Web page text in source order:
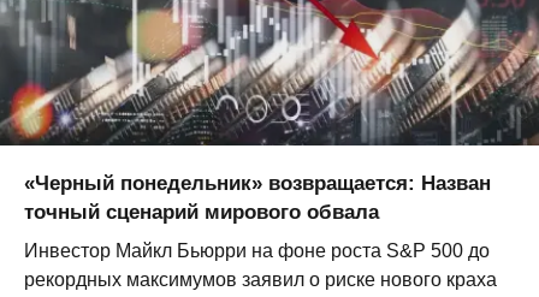
«Черный понедельник» возвращается: Назван
точный сценарий мирового обвала
Инвестор Майкл Бьюрри на фоне роста S&P 500 до
рекордных максимумов заявил о риске нового краха